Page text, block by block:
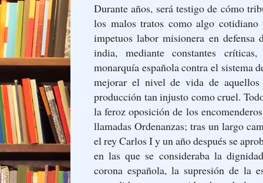
Durante años, será testigo de cómo
los malos tratos como algo
impetuos labor misionera en defensa
india, mediante constantes
monarquía española contra el sistema
mejorar el nivel de vida de aquellos
producción tan injusto como cruel.
la feroz oposición de los
llamadas Ordenanzas; tras un largo
el rey Carlos I y un año después se
en las que se consideraba la
corona española, la supresión de la